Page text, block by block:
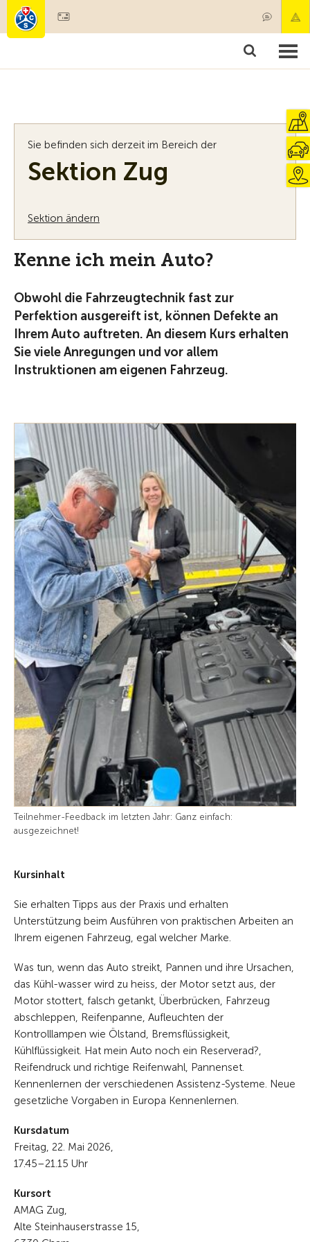
Mitgliedschaft & Leistungen
Sie befinden sich derzeit im Bereich der
Sektion Zug
Sektion ändern
Kenne ich mein Auto?
Obwohl die Fahrzeugtechnik fast zur
Perfektion ausgereift ist, können Defekte an
Ihrem Auto auftreten. An diesem Kurs erhalten
Sie viele Anregungen und vor allem
Instruktionen am eigenen Fahrzeug.
Teilnehmer-Feedback im letzten Jahr: Ganz einfach:
ausgezeichnet!
Kursinhalt
Sie erhalten Tipps aus der Praxis und erhalten
Unterstützung beim Ausführen von praktischen Arbeiten an
Ihrem eigenen Fahrzeug, egal welcher Marke.
Was tun, wenn das Auto streikt, Pannen und ihre Ursachen,
das Kühl-wasser wird zu heiss, der Motor setzt aus, der
Motor stottert, falsch getankt, Überbrücken, Fahrzeug
abschleppen, Reifenpanne, Aufleuchten der
Kontrolllampen wie Ölstand, Bremsflüssigkeit,
Kühlflüssigkeit. Hat mein Auto noch ein Reserverad?,
Reifendruck und richtige Reifenwahl, Pannenset.
Kennenlernen der verschiedenen Assistenz-Systeme. Neue
gesetzliche Vorgaben in Europa Kennenlernen.
Kursdatum
Freitag, 22. Mai 2026,
17.45–21.15 Uhr
Kursort
AMAG Zug,
Alte Steinhauserstrasse 15,